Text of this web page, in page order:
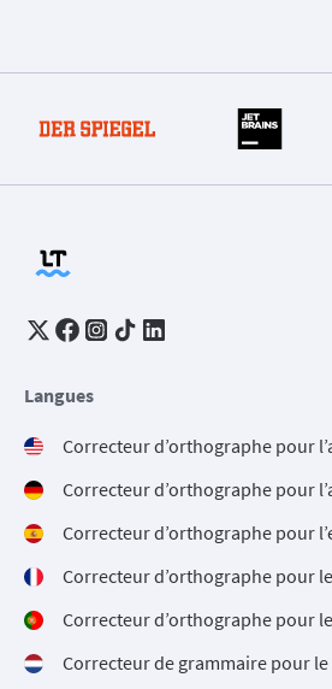
Langues
Correcteur d’orthographe pour
Correcteur d’orthographe pour
Correcteur d’orthographe pour
Correcteur d’orthographe pour
Correcteur d’orthographe pour
Correcteur de grammaire pour